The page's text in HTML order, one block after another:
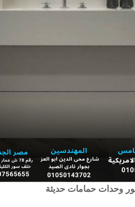
وحدات حمامات حديثة